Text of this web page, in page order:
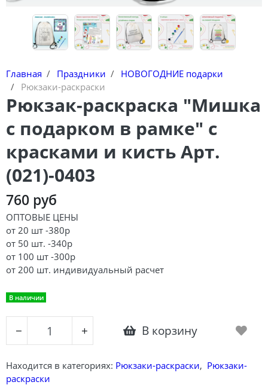
Главная Праздники
НОВОГОДНИЕ подарки
Рюкзаки-раскраски
Рюкзак-раскраска "Мишка
с подарком в рамке" с
красками и кисть Арт.
(021)-0403
760 руб
ОПТОВЫЕ ЦЕНЫ
от 20 шт -380р
от 50 шт. -340р
от 100 шт -300р
от 200 шт. индивидуальный расчет
В наличии
− + В корзину
Находится в категориях: Рюкзаки-раскраски, Рюкзаки-
раскраски